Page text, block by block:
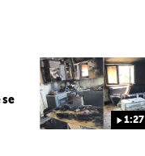
se
1:27